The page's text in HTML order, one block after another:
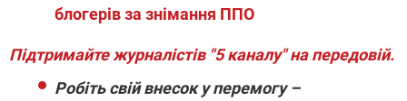
блогерів за знімання ППО
Підтримайте журналістів "5 каналу" на передовій.
Робіть свій внесок у перемогу –